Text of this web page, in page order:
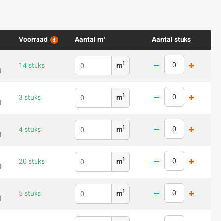
Voorraad Aantal m¹ Aantal stuks
14 stuks m1
3 stuks m1
4 stuks m1
20 stuks m1
5 stuks m1